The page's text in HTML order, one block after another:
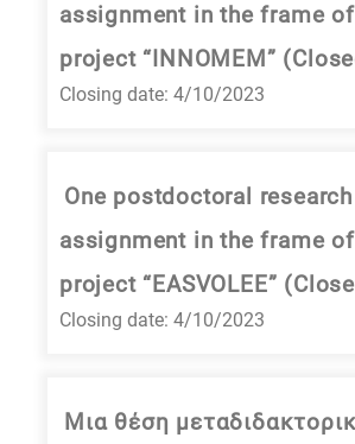
assignment in the frame
project “INNOMEM”
Closing date: 4/10/2023
One postdoctoral research
assignment in the frame
project “EASVOLEE”
Closing date: 4/10/2023
Μια θέση